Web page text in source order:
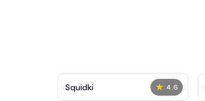
★ 4.6
Squidki